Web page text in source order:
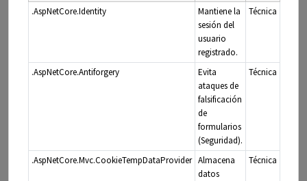
.AspNetCore.Identity
Mantiene la
sesión del
usuario
registrado.
Técnica
.AspNetCore.Antiforgery
Evita
ataques de
falsificación
de
formularios
(Seguridad).
Técnica
.AspNetCore.Mvc.CookieTempDataProvider Almacena
datos
Técnica